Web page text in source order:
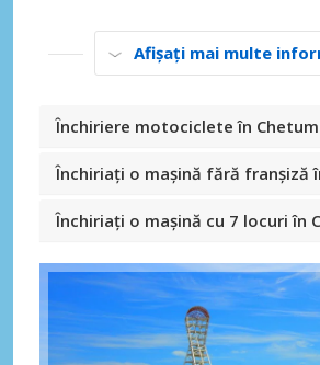
Afișați mai multe
Închiriere motociclete în
Închiriați o mașină fără franșiză
Închiriați o mașină cu 7 locuri în